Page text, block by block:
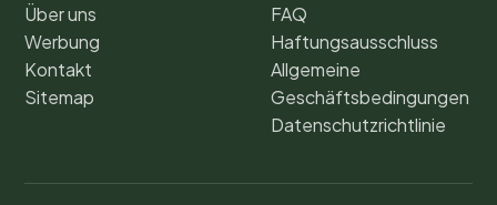
Über uns
Werbung
Kontakt
Sitemap
FAQ
Haftungsausschluss
Allgemeine
Geschäftsbedingungen
Datenschutzrichtlinie